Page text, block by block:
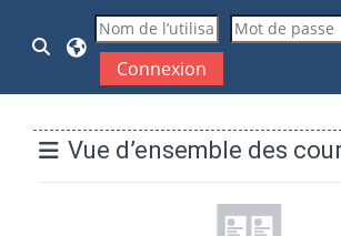
Passer au contenu principal
Activer/désactiver la saisie de
Connexion
Blocs
Vue d’ensemble des